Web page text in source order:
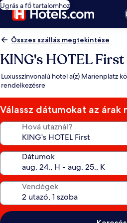
Ugrás a fő tartalomhoz
Összes szállás megtekintése
KING's HOTEL First
Luxusszínvonalú hotel a(z) Marienplatz
rendelkezésre
Válassz dátumokat az árak
Hová utaznál?
Dátumok
Vendégek